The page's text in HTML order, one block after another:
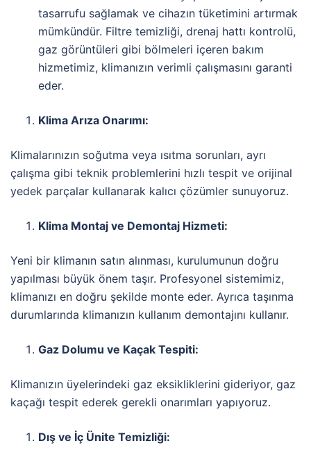
tasarrufu sağlamak ve cihazın tüketimini artırmak
mümkündür. Filtre temizliği, drenaj hattı kontrolü,
gaz görüntüleri gibi bölmeleri içeren bakım
hizmetimiz, klimanızın verimli çalışmasını garanti
eder.
Klima Arıza Onarımı:
Klimalarınızın soğutma veya ısıtma sorunları, ayrı
çalışma gibi teknik problemlerini hızlı tespit ve orijinal
yedek parçalar kullanarak kalıcı çözümler sunuyoruz.
Klima Montaj ve Demontaj Hizmeti:
Yeni bir klimanın satın alınması, kurulumunun doğru
yapılması büyük önem taşır. Profesyonel sistemimiz,
klimanızı en doğru şekilde monte eder. Ayrıca taşınma
durumlarında klimanızın kullanım demontajını kullanır.
Gaz Dolumu ve Kaçak Tespiti:
Klimanızın üyelerindeki gaz eksikliklerini gideriyor, gaz
kaçağı tespit ederek gerekli onarımları yapıyoruz.
Dış ve İç Ünite Temizliği: